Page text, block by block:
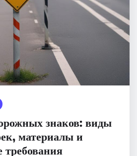
знаков: виды
материалы и